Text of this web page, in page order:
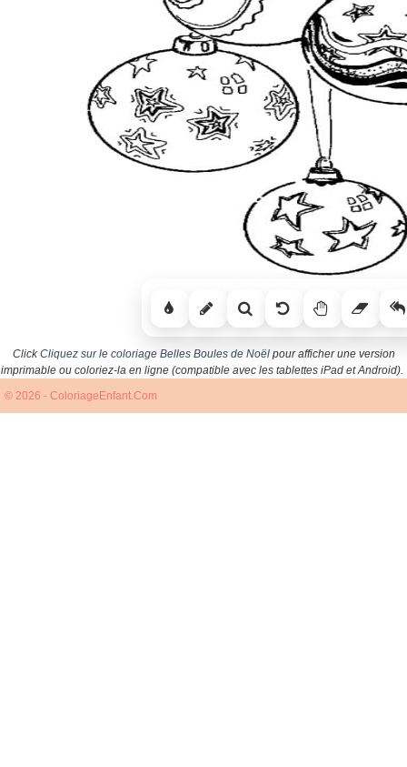
ClickCliquez sur le coloriage Belles Boules de Noëlpour afficher une version
imprimable ou coloriez-la en ligne (compatible avec les tablettes iPad et Android).
© 2026 - ColoriageEnfant.Com